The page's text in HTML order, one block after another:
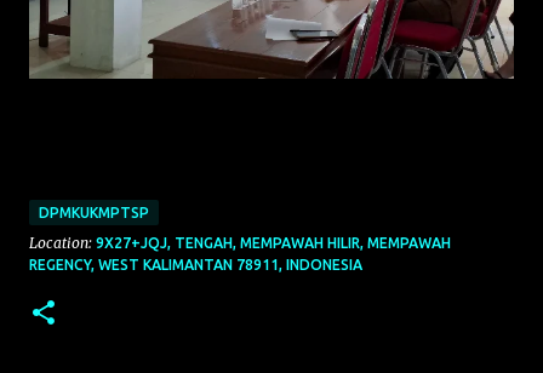
DPMKUKMPTSP
Location: 9X27+JQJ, TENGAH, MEMPAWAH HILIR, MEMPAWAH
REGENCY, WEST KALIMANTAN 78911, INDONESIA